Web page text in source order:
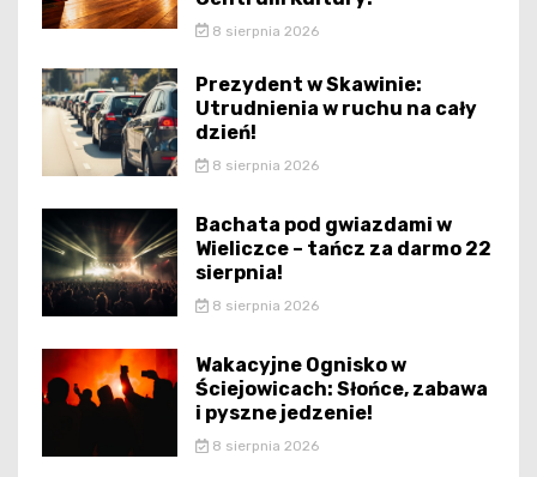
8 sierpnia 2026
Prezydent w Skawinie:
Utrudnienia w ruchu na cały
dzień!
8 sierpnia 2026
Bachata pod gwiazdami w
Wieliczce – tańcz za darmo 22
sierpnia!
8 sierpnia 2026
Wakacyjne Ognisko w
Ściejowicach: Słońce, zabawa
i pyszne jedzenie!
8 sierpnia 2026